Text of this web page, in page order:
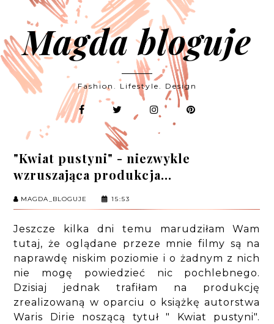
Magda bloguje
Fashion. Lifestyle. Design
"Kwiat pustyni" - niezwykle
wzruszająca produkcja...
MAGDA_BLOGUJE 15:53
Jeszcze kilka dni temu marudziłam Wam
tutaj, że oglądane przeze mnie filmy są na
naprawdę niskim poziomie i o żadnym z nich
nie mogę powiedzieć nic pochlebnego.
Dzisiaj jednak trafiłam na produkcję
zrealizowaną w oparciu o książkę autorstwa
Waris Dirie noszącą tytuł " Kwiat pustyni".